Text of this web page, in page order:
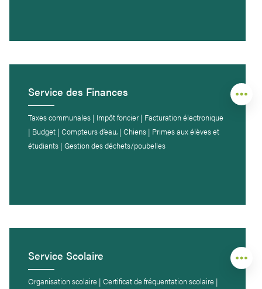
Service des Finances
Taxes communales | Impôt foncier | Facturation électronique
| Budget | Compteurs d’eau, | Chiens | Primes aux élèves et
étudiants | Gestion des déchets/poubelles
Service Scolaire
Organisation scolaire | Certificat de fréquentation scolaire |